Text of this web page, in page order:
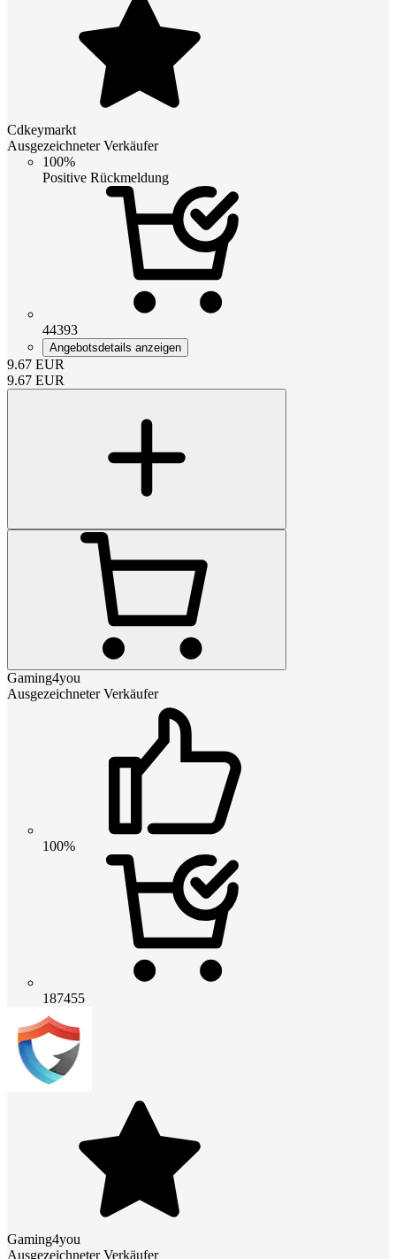
Cdkeymarkt
Ausgezeichneter Verkäufer
100%
Positive Rückmeldung
44393
Angebotsdetails anzeigen
9.67 EUR
9.67 EUR
Gaming4you
Ausgezeichneter Verkäufer
100%
187455
Gaming4you
Ausgezeichneter Verkäufer